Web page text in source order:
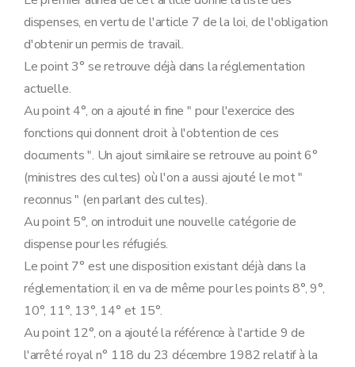
dispenses, en vertu de l'article 7 de la loi, de l'obligation
d'obtenir un permis de travail.
Le point 3° se retrouve déjà dans la réglementation
actuelle.
Au point 4°, on a ajouté in fine " pour l'exercice des
fonctions qui donnent droit à l'obtention de ces
documents ". Un ajout similaire se retrouve au point 6°
(ministres des cultes) où l'on a aussi ajouté le mot "
reconnus " (en parlant des cultes).
Au point 5°, on introduit une nouvelle catégorie de
dispense pour les réfugiés.
Le point 7° est une disposition existant déjà dans la
réglementation; il en va de même pour les points 8°, 9°,
10°, 11°, 13°, 14° et 15°.
Au point 12°, on a ajouté la référence à l'article 9 de
l'arrêté royal n° 118 du 23 décembre 1982 relatif à la